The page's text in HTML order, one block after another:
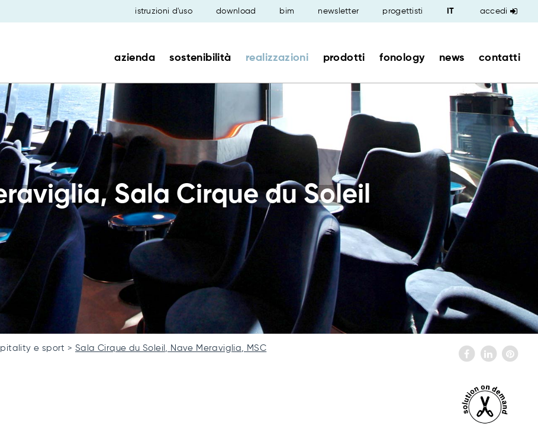
istruzioni d'uso download bim newsletter progettisti accedi
azienda sostenibilità realizzazioni prodotti fonology news contatti
Sala Cirque du Soleil
e sport Sala Cirque du Soleil, Nave Meraviglia, MSC